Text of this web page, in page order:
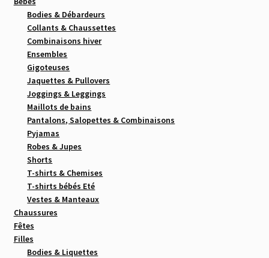
Bodies & Débardeurs
Collants & Chaussettes
Combinaisons hiver
Ensembles
Gigoteuses
Jaquettes & Pullovers
Joggings & Leggings
Maillots de bains
Pantalons, Salopettes & Combinaisons
Pyjamas
Robes & Jupes
Shorts
T-shirts & Chemises
T-shirts bébés Eté
Vestes & Manteaux
Chaussures
Fêtes
Filles
Bodies & Liquettes